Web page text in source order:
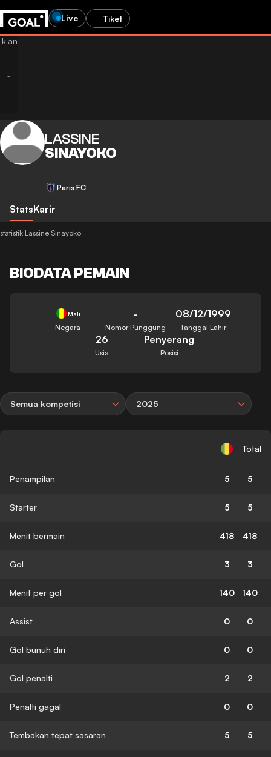
Live Tiket
LASSINE
SINAYOKO
Paris FC
StatsKarir
statistik Lassine Sinayoko
BIODATA PEMAIN
Mali
Negara
-
Nomor Punggung
08/12/1999
Tanggal Lahir
26
Usia
Penyerang
Posisi
Semua kompetisi 2025
Total
Penampilan 5 5
Starter 5 5
Menit bermain 418 418
Gol 3 3
Menit per gol 140 140
Assist 0 0
Gol bunuh diri 0 0
Gol penalti 2 2
Penalti gagal 0 0
Tembakan tepat sasaran 5 5